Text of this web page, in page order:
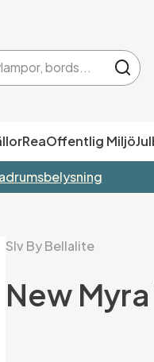
ReaOffentlig Miljö
Slv By Bellalite
New